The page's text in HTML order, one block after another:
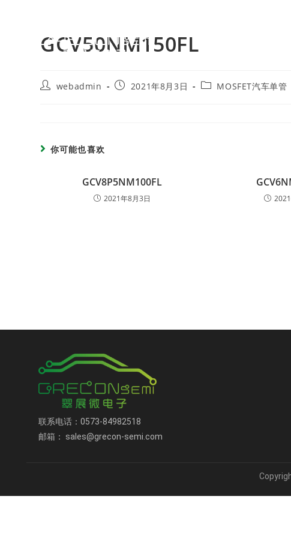
GCV50NM150FL
webadmin 2021年8月3日 MOSFET汽车单管
你可能也喜欢
GCV8P5NM100FL
2021年8月3日
联系电话：0573-84982518
邮箱： sales@grecon-semi.com